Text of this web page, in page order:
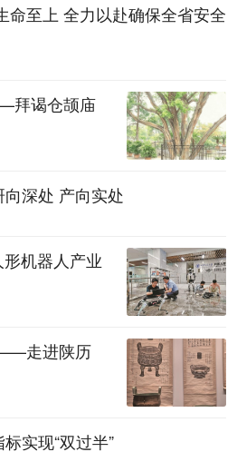
命至上 全力以赴确保全省安全
拜谒仓颉庙
深处 产向实处
机器人产业
走进陕历
实现“双过半”